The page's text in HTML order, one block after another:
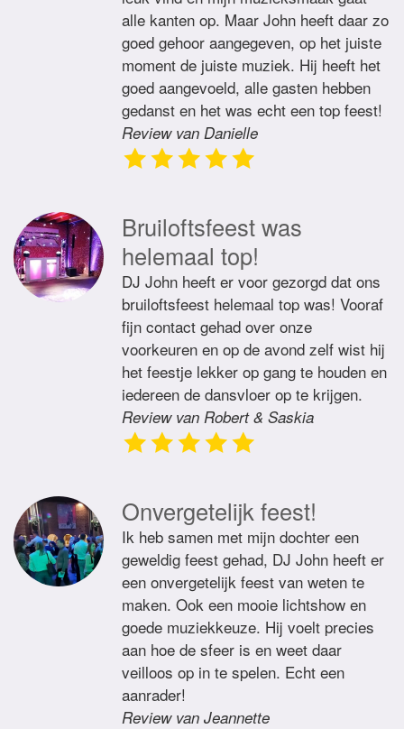
alle kanten op. Maar John heeft daar zo
goed gehoor aangegeven, op het juiste
moment de juiste muziek. Hij heeft het
goed aangevoeld, alle gasten hebben
gedanst en het was echt een top feest!
Review van Danielle
Bruiloftsfeest was
helemaal top!
DJ John heeft er voor gezorgd dat ons
bruiloftsfeest helemaal top was! Vooraf
fijn contact gehad over onze
voorkeuren en op de avond zelf wist hij
het feestje lekker op gang te houden en
iedereen de dansvloer op te krijgen.
Review van Robert & Saskia
Onvergetelijk feest!
Ik heb samen met mijn dochter een
geweldig feest gehad, DJ John heeft er
een onvergetelijk feest van weten te
maken. Ook een mooie lichtshow en
goede muziekkeuze. Hij voelt precies
aan hoe de sfeer is en weet daar
veilloos op in te spelen. Echt een
aanrader!
Review van Jeannette